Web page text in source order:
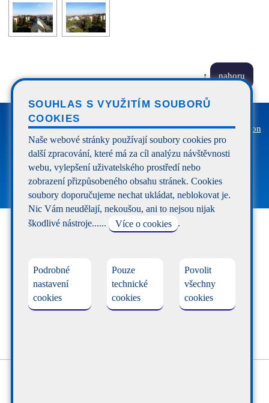
SOUHLAS S VYUŽITÍM SOUBORŮ
COOKIES
Naše webové stránky používají soubory cookies pro
další zpracování, které má za cíl analýzu návštěvnosti
webu, vylepšení uživatelského prostředí nebo
zobrazení přizpůsobeného obsahu stránek. Cookies
soubory doporučujeme nechat ukládat, neblokovat je.
Nic Vám neudělají, nekoušou, ani to nejsou nijak
škodlivé nástroje......
Více o cookies .
Podrobné
nastavení
cookies
Pouze
technické
cookies
Povolit
všechny
cookies
↑ nahoru
Úvod | Novinky | Internet | Televize | Telefon
| Mobil | Pokrytí | O Nás | Reference
Dokumenty | Kontakty | Vyjádření k sítím
FACEBOOK WEBCAM
MĚŘENÍ RYCHLOSTI